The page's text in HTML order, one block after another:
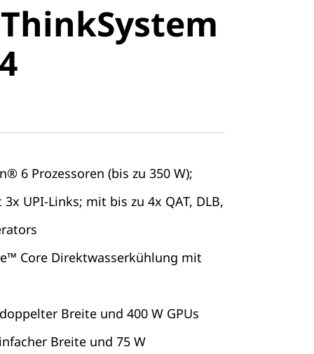
SR860
6 Prozessoren (bis zu 350 W);
UPI-Links; mit bis zu 4x QAT, DLB,
Core Direktwasserkühlung mit
Breite und 400 W GPUs
Breite und 75 W